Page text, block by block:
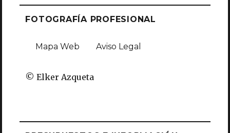
FOTOGRAFÍA PROFESIONAL
Mapa Web Aviso Legal
© Elker Azqueta